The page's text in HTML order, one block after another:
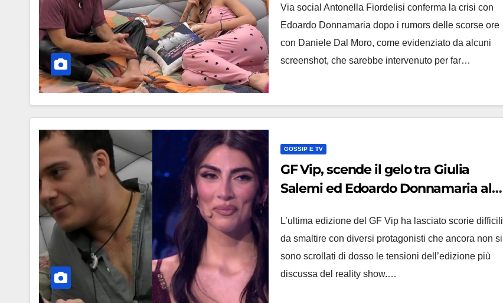
posto’
Via social Antonella Fiordelisi conferma la crisi con
Edoardo Donnamaria dopo i rumors delle scorse ore
con Daniele Dal Moro, come evidenziato da alcuni
screenshot, che sarebbe intervenuto per far…
GOSSIP E TV
GF Vip, scende il gelo tra Giulia
Salemi ed Edoardo Donnamaria alla
L’ultima edizione del GF Vip ha lasciato scorie difficili
da smaltire con diversi protagonisti che ancora non si
sono scrollati di dosso le tensioni dell’edizione più
discussa del reality show.…